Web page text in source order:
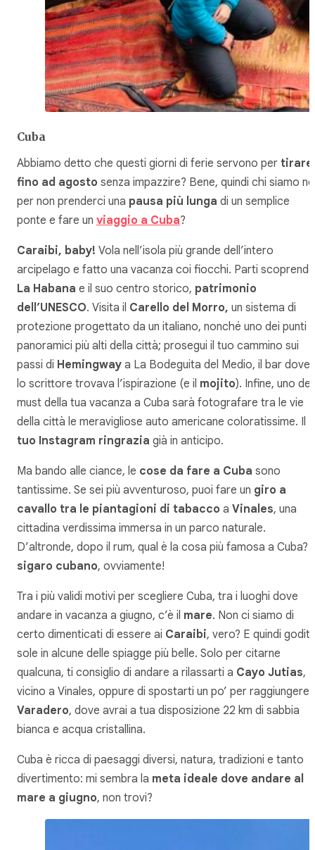
Cuba
Abbiamo detto che questi giorni di ferie servono per tirare
fino ad agosto senza impazzire? Bene, quindi chi siamo
per non prenderci una pausa più lunga di un semplice
ponte e fare un viaggio a Cuba?
Caraibi, baby! Vola nell’isola più grande dell’intero
arcipelago e fatto una vacanza coi fiocchi. Parti scoprendo
La Habana e il suo centro storico, patrimonio
dell’UNESCO. Visita il Carello del Morro, un sistema di
protezione progettato da un italiano, nonché uno dei punti
panoramici più alti della città; prosegui il tuo cammino sui
passi di Hemingway a La Bodeguita del Medio, il bar dove
lo scrittore trovava l’ispirazione (e il mojito). Infine, uno dei
must della tua vacanza a Cuba sarà fotografare tra le vie
della città le meravigliose auto americane coloratissime. Il
tuo Instagram ringrazia già in anticipo.
Ma bando alle ciance, le cose da fare a Cuba sono
tantissime. Se sei più avventuroso, puoi fare un giro a
cavallo tra le piantagioni di tabacco a Vinales, una
cittadina verdissima immersa in un parco naturale.
D’altronde, dopo il rum, qual è la cosa più famosa a Cuba? Il
sigaro cubano, ovviamente!
Tra i più validi motivi per scegliere Cuba, tra i luoghi dove
andare in vacanza a giugno, c’è il mare. Non ci siamo di
certo dimenticati di essere ai Caraibi, vero? E quindi goditi
sole in alcune delle spiagge più belle. Solo per citarne
qualcuna, ti consiglio di andare a rilassarti a Cayo Jutias,
vicino a Vinales, oppure di spostarti un po’ per raggiungere
Varadero, dove avrai a tua disposizione 22 km di sabbia
bianca e acqua cristallina.
Cuba è ricca di paesaggi diversi, natura, tradizioni e tanto
divertimento: mi sembra la meta ideale dove andare al
mare a giugno, non trovi?